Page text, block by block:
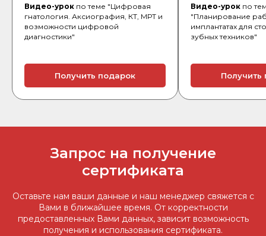
Видео-урок по теме "Цифровая
гнатология. Аксиография, КТ, МРТ и
возможности цифровой
диагностики"
Получить подарок
Видео-урок по
"Планирование
имплантатах для
зубных техников"
Получить
Запрос на получение
сертификата
Оставьте нам ваши данные и наш менеджер свяжется с
Вами в ближайшее время. От корректности
предоставленных Вами данных, зависит возможность
получения и использования сертификата.